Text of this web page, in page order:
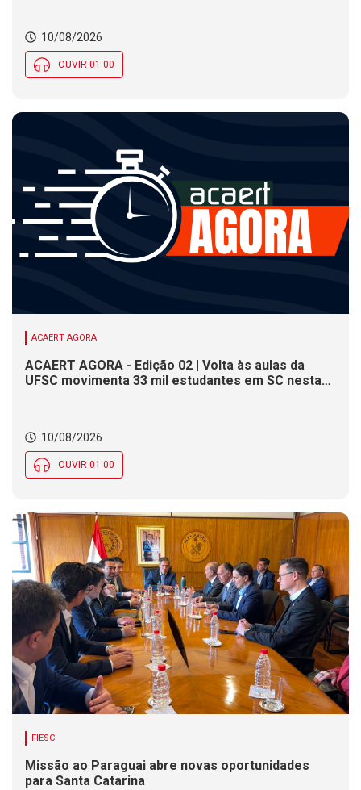
SC 10/08/2026
OUVIR 01:00
ACAERT AGORA
ACAERT AGORA - Edição 02 | Volta às aulas da
UFSC movimenta 33 mil estudantes em SC nesta
10/08/2026
OUVIR 01:00
FIESC
Missão ao Paraguai abre novas oportunidades
para Santa Catarina